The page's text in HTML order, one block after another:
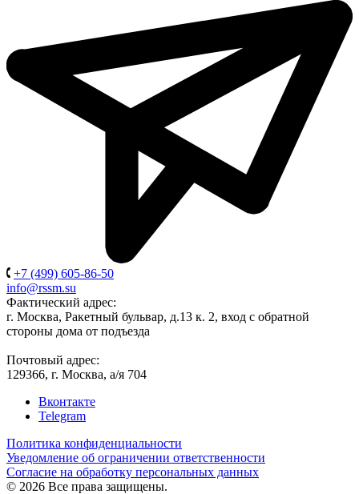
+7 (499) 605-86-50
info@rssm.su
Фактический адрес:
г. Москва, Ракетный бульвар, д.13 к. 2, вход с обратной
стороны дома от подъезда
Почтовый адрес:
129366, г. Москва, а/я 704
Вконтакте
Telegram
Политика конфиденциальности
Уведомление об ограничении ответственности
Согласие на обработку персональных данных
© 2026 Все права защищены.